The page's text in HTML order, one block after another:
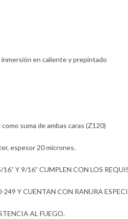
en caliente y prepintado
suma de ambas caras (Z120)
espesor 20 micrones.
16” Y 9/16” CUMPLEN CON LOS
Y CUENTAN CON RANURA
AL FUEGO.